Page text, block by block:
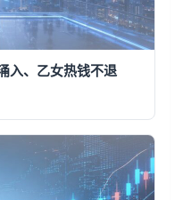
入、乙女热钱不退